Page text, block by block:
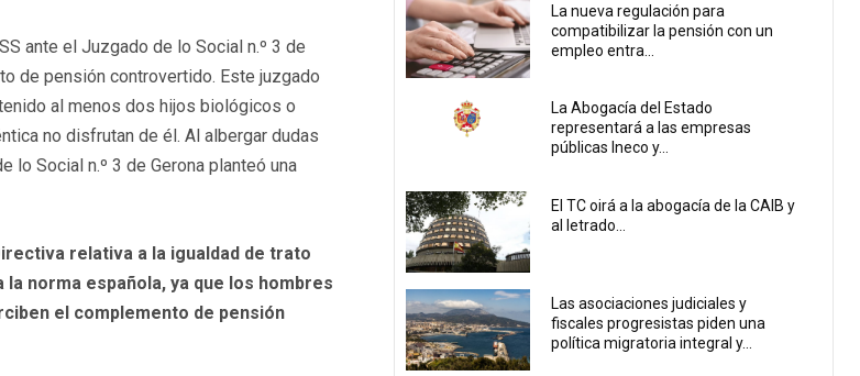
ante el Juzgado de lo Social n.º 3 de
de pensión controvertido. Este juzgado
al menos dos hijos biológicos o
no disfrutan de él. Al albergar dudas
lo Social n.º 3 de Gerona planteó una
relativa a la igualdad de trato
la norma española, ya que los hombres
el complemento de pensión
La nueva regulación para
compatibilizar la pensión con un
empleo entra...
La Abogacía del Estado
representará a las empresas
públicas Ineco y...
El TC oirá a la abogacía de la CAIB y
al letrado...
Las asociaciones judiciales y
fiscales progresistas piden una
política migratoria integral y...